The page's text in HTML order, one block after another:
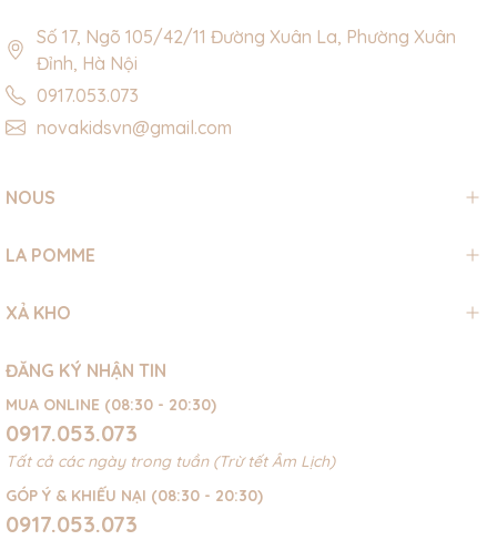
Số 17, Ngõ 105/42/11 Đường Xuân La, Phường Xuân
Đỉnh, Hà Nội
0917.053.073
novakidsvn@gmail.com
NOUS
LA POMME
XẢ KHO
ĐĂNG KÝ NHẬN TIN
MUA ONLINE (08:30 - 20:30)
0917.053.073
Tất cả các ngày trong tuần (Trừ tết Âm Lịch)
GÓP Ý & KHIẾU NẠI (08:30 - 20:30)
0917.053.073